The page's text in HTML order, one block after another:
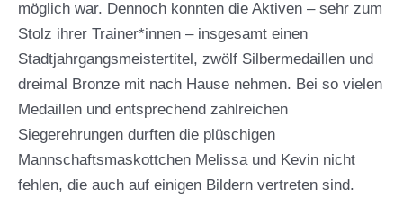
möglich war. Dennoch konnten die Aktiven – sehr zum
Stolz ihrer Trainer*innen – insgesamt einen
Stadtjahrgangsmeistertitel, zwölf Silbermedaillen und
dreimal Bronze mit nach Hause nehmen. Bei so vielen
Medaillen und entsprechend zahlreichen
Siegerehrungen durften die plüschigen
Mannschaftsmaskottchen Melissa und Kevin nicht
fehlen, die auch auf einigen Bildern vertreten sind.